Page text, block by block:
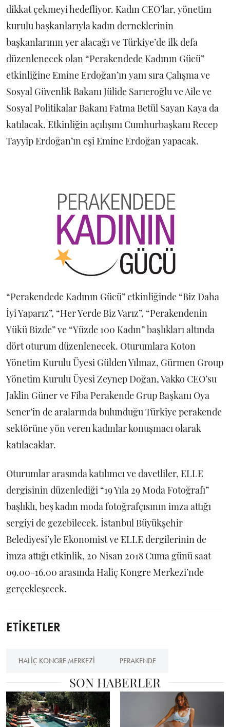
dikkat çekmeyi hedefliyor. Kadın CEO’lar, yönetim
kurulu başkanlarıyla kadın derneklerinin
başkanlarının yer alacağı ve Türkiye’de ilk defa
düzenlenecek olan “Perakendede Kadının Gücü”
etkinliğine Emine Erdoğan’ın yanı sıra Çalışma ve
Sosyal Güvenlik Bakanı Jülide Sarıeroğlu ve Aile ve
Sosyal Politikalar Bakanı Fatma Betül Sayan Kaya da
katılacak. Etkinliğin açılışını Cumhurbaşkanı Recep
Tayyip Erdoğan’ın eşi Emine Erdoğan yapacak.
“Perakendede Kadının Gücü” etkinliğinde “Biz Daha
İyi Yaparız”, “Her Yerde Biz Varız”, “Perakendenin
Yükü Bizde” ve “Yüzde 100 Kadın” başlıkları altında
dört oturum düzenlenecek. Oturumlara Koton
Yönetim Kurulu Üyesi Gülden Yılmaz, Gürmen Group
Yönetim Kurulu Üyesi Zeynep Doğan, Vakko CEO’su
Jaklin Güner ve Fiba Perakende Grup Başkanı Oya
Sener’in de aralarında bulunduğu Türkiye perakende
sektörüne yön veren kadınlar konuşmacı olarak
katılacaklar.
Oturumlar arasında katılımcı ve davetliler, ELLE
dergisinin düzenlediği “19 Yıla 29 Moda Fotoğrafı”
başlıklı, beş kadın moda fotoğrafçısının imza attığı
sergiyi de gezebilecek. İstanbul Büyükşehir
Belediyesi’yle Ekonomist ve ELLE dergilerinin de
imza attığı etkinlik, 20 Nisan 2018 Cuma günü saat
09.00-16.00 arasında Haliç Kongre Merkezi’nde
gerçekleşecek.
ETİKETLER
HALIÇ KONGRE MERKEZI PERAKENDE
SON HABERLER